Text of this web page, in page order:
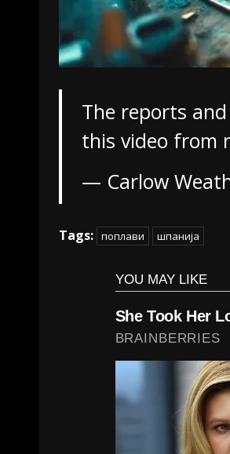
The reports
this video from
— Carlow
Tags: поплави шпанија